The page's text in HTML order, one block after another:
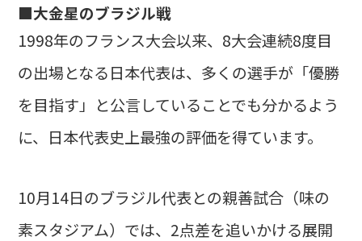
■大金星のブラジル戦
1998年のフランス大会以来、8大会連続8度目
の出場となる日本代表は、多くの選手が「優勝
を目指す」と公言していることでも分かるよう
に、日本代表史上最強の評価を得ています。
10月14日のブラジル代表との親善試合（味の
素スタジアム）では、2点差を追いかける展開